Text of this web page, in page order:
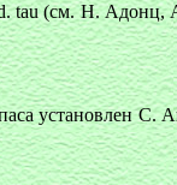
tau (см. Н.
установлен С.